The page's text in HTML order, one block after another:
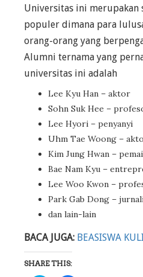
Universitas ini merupakan
populer dimana para
orang-orang yang
Alumni ternama yang
universitas ini adalah
Lee Kyu Han – aktor
Sohn Suk Hee –
Lee Hyori – penyanyi
Uhm Tae Woong –
Kim Jung Hwan –
Bae Nam Kyu –
Lee Woo Kwon –
Park Gab Dong –
dan lain-lain
BACA JUGA: BEASISWA
SHARE THIS: